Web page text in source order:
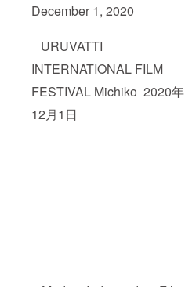
December 1, 2020
URUVATTI
INTERNATIONAL FILM
FESTIVAL Michiko 2020年
12月1日